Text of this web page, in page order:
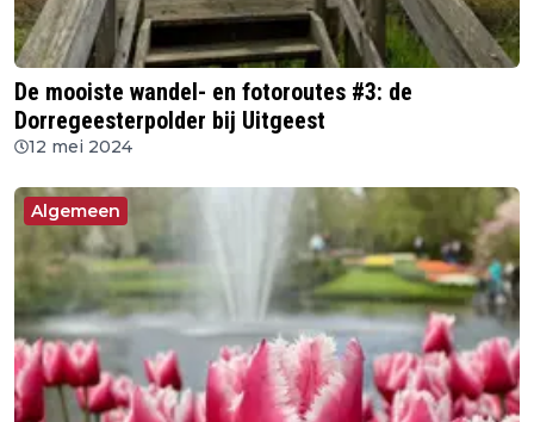
De mooiste wandel- en fotoroutes #3: de
Dorregeesterpolder bij Uitgeest
12 mei 2024
Algemeen